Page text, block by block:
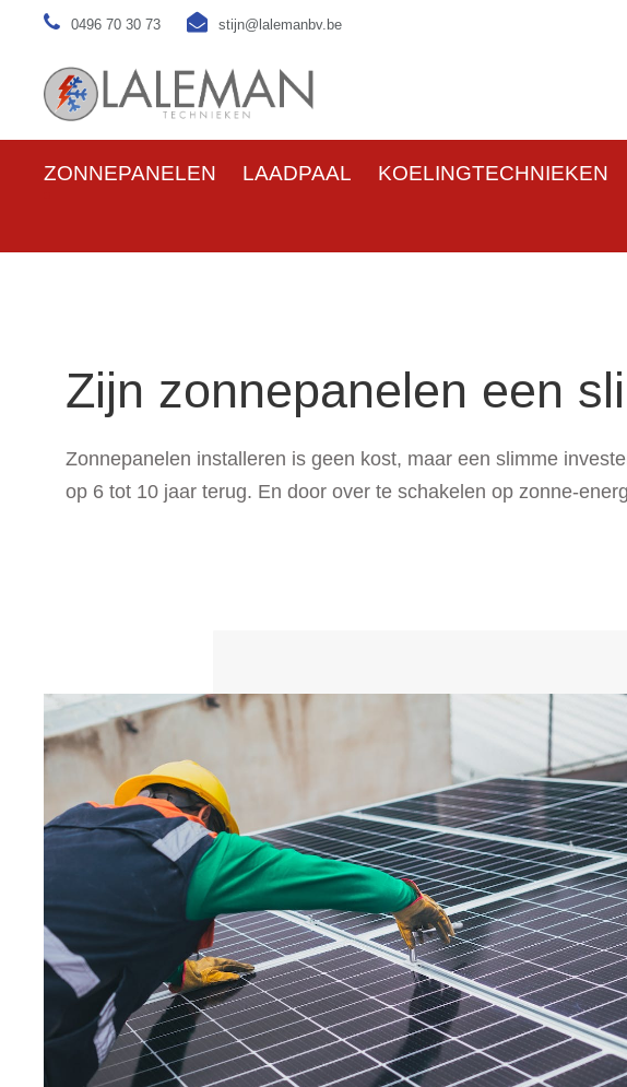
0496 70 30 73 stijn@lalemanbv.be
ZONNEPANELEN LAADPAAL KOELINGTECHNIEKEN
Zijn zonnepanelen een
Zonnepanelen installeren is geen kost, maar een slimme
op 6 tot 10 jaar terug. En door over te schakelen op zonne-